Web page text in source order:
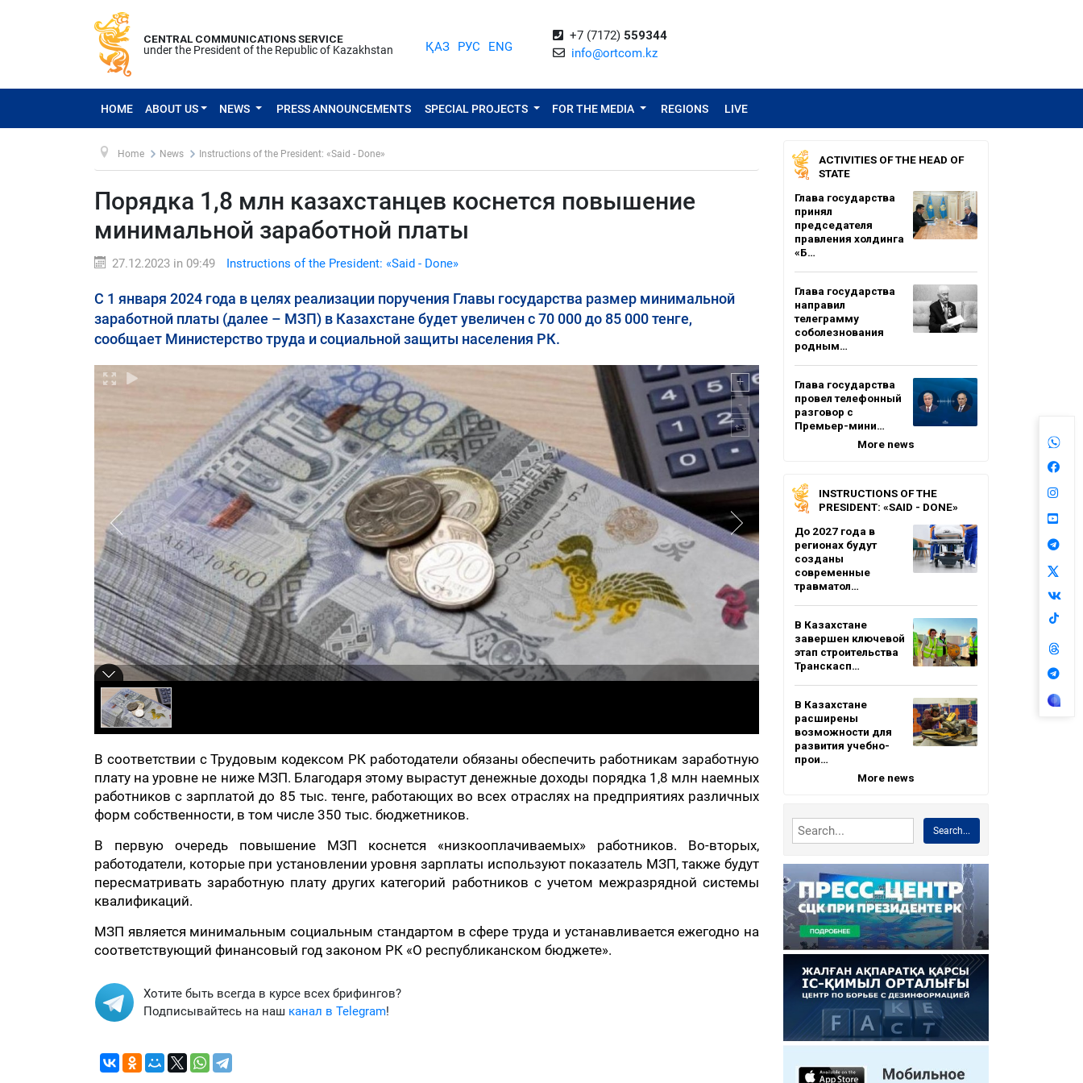
CENTRAL COMMUNICATIONS SERVICE
under the President of the Republic of Kazakhstan
ҚАЗ РУС ENG
+7 (7172) 559344
info@ortcom.kz
HOME ABOUT US NEWS PRESS ANNOUNCEMENTS SPECIAL PROJECTS FOR THE MEDIA REGIONS LIVE
Home News Instructions of the President: «Said - Done»
Порядка 1,8 млн казахстанцев коснется повышение
минимальной заработной платы
27.12.2023 in 09:49 Instructions of the President: «Said - Done»
С 1 января 2024 года в целях реализации поручения Главы государства размер минимальной
заработной платы (далее – МЗП) в Казахстане будет увеличен с 70 000 до 85 000 тенге,
сообщает Министерство труда и социальной защиты населения РК.
В соответствии с Трудовым кодексом РК работодатели обязаны обеспечить работникам заработную
плату на уровне не ниже МЗП. Благодаря этому вырастут денежные доходы порядка 1,8 млн наемных
работников с зарплатой до 85 тыс. тенге, работающих во всех отраслях на предприятиях различных
форм собственности, в том числе 350 тыс. бюджетников.
В первую очередь повышение МЗП коснется «низкооплачиваемых» работников. Во-вторых,
работодатели, которые при установлении уровня зарплаты используют показатель МЗП, также будут
пересматривать заработную плату других категорий работников с учетом межразрядной системы
квалификаций.
МЗП является минимальным социальным стандартом в сфере труда и устанавливается ежегодно на
соответствующий финансовый год законом РК «О республиканском бюджете».
Хотите быть всегда в курсе всех брифингов?
Подписывайтесь на наш канал в Telegram!
ACTIVITIES OF THE HEAD OF
STATE
Глава государства
принял
председателя
правления холдинга
«Б…
Глава государства
направил
телеграмму
соболезнования
родным…
Глава государства
провел телефонный
разговор с
Премьер-мини…
More news
INSTRUCTIONS OF THE
PRESIDENT: «SAID - DONE»
До 2027 года в
регионах будут
созданы
современные
травматол…
В Казахстане
завершен ключевой
этап строительства
Транскасп…
В Казахстане
расширены
возможности для
развития учебно-
прои…
More news
Search...